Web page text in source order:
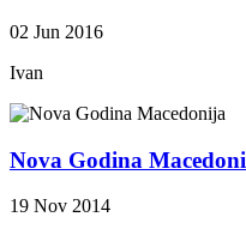
02 Jun 2016
Ivan
Nova Godina Macedoni
19 Nov 2014